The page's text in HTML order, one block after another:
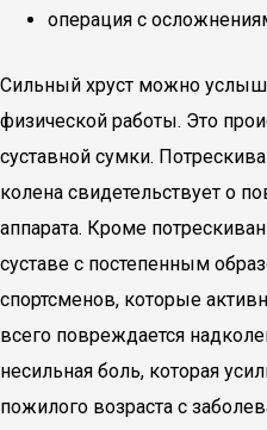
операция с
Сильный хруст можно
физической работы. Это
суставной сумки.
колена свидетельствует о
аппарата. Кроме
суставе с постепенным
спортсменов, которые
всего повреждается
несильная боль, которая
пожилого возраста с